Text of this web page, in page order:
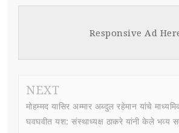
Responsive Ad
NEXT
मोहम्मद यासिर अम्मार अब्दुल रहेमान यांचे
घवघवीत यश: संस्थाध्यक्ष ठाकरे यांनी केले भव्य